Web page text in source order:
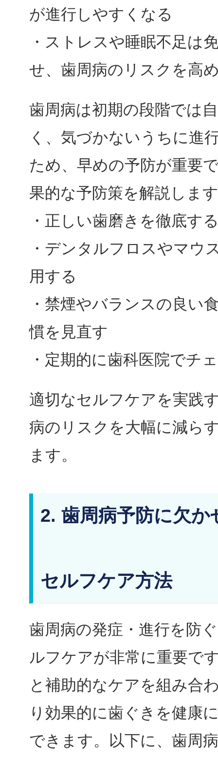
が進行しやすくなる
・ストレスや睡眠不足は
せ、歯周病のリスクを高
歯周病は初期の段階では
く、気づかないうちに進
ため、早めの予防が重要
果的な予防策を解説しま
・正しい歯磨きを徹底す
・デンタルフロスやマウ
用する
・禁煙やバランスの良い
慣を見直す
・定期的に歯科医院でチ
適切なセルフケアを実践
病のリスクを大幅に減ら
ます。
2. 歯周病予防に欠か
セルフケア方法
歯周病の発症・進行を防
ルフケアが非常に重要で
と補助的なケアを組み合
り効果的に歯ぐきを健康
できます。以下に、歯周